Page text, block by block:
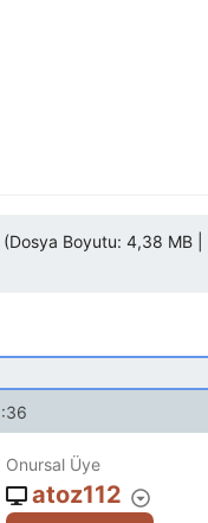
Boyutu: 4,38 MB |
Onursal Üye
atoz112